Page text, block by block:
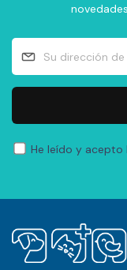
He leído y acepto